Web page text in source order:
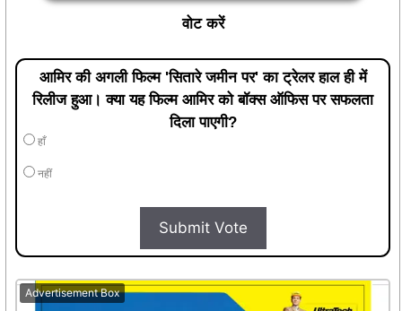
वोट करें
आमिर की अगली फिल्म 'सितारे जमीन पर' का ट्रेलर हाल ही में
रिलीज हुआ। क्या यह फिल्म आमिर को बॉक्स ऑफिस पर सफलता
दिला पाएगी?
हाँ
नहीं
Submit Vote
Advertisement Box